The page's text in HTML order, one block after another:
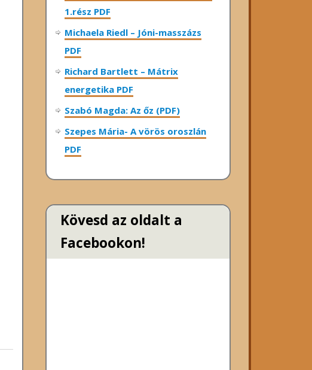
1.rész PDF
Michaela Riedl – Jóni-masszázs
PDF
Richard Bartlett – Mátrix
energetika PDF
Szabó Magda: Az őz (PDF)
Szepes Mária- A vörös oroszlán
PDF
Kövesd az oldalt a
Facebookon!